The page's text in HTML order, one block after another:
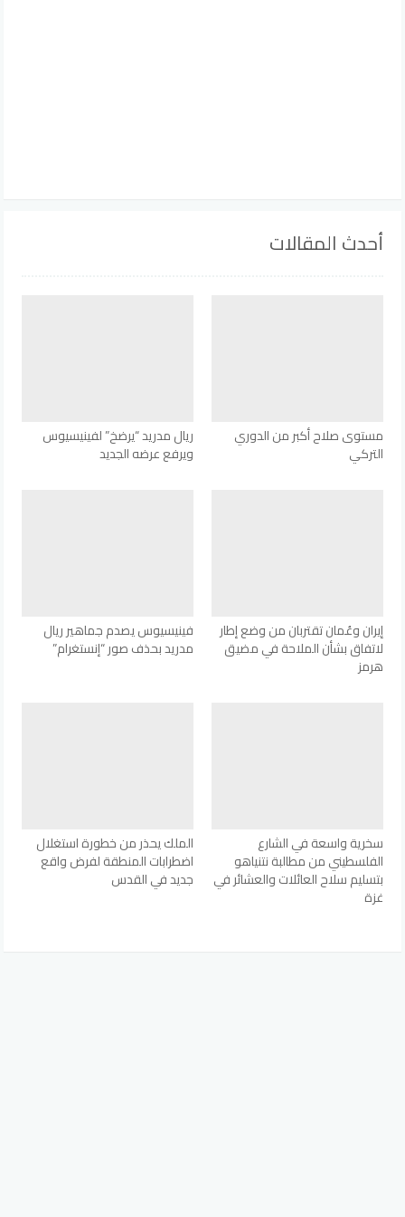
أحدث المقالات
مستوى صلاح أكبر من الدوري
التركي
ريال مدريد “يرضخ” لفينيسيوس
ويرفع عرضه الجديد
إيران وعُمان تقتربان من وضع إطار
لاتفاق بشأن الملاحة في مضيق
هرمز
فينيسيوس يصدم جماهير ريال
مدريد بحذف صور “إنستغرام”
سخرية واسعة في الشارع
الفلسطيني من مطالبة نتنياهو
بتسليم سلاح العائلات والعشائر في
غزة
الملك يحذر من خطورة استغلال
اضطرابات المنطقة لفرض واقع
جديد في القدس